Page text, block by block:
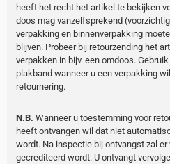
heeft het recht het artikel te bekijken
doos mag vanzelfsprekend
verpakking en binnenverpakking
blijven. Probeer bij retourzending het
verpakken in bijv. een omdoos.
plakband wanneer u een verpakking
retournering.
N.B. Wanneer u toestemming voor
heeft ontvangen wil dat niet
wordt. Na inspectie bij ontvangst zal
gecrediteerd wordt. U ontvangt